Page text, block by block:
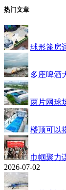
热门文章
球形篷房
多座啤酒
两片网球
楼顶可以
巾帼聚力
2026-07-02